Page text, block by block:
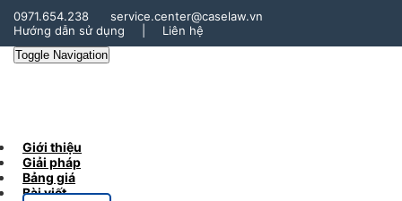
0971.654.238
service.center@caselaw.vn
Hướng dẫn sử dụng
Liên hệ
Toggle Navigation
Giới thiệu
Giải pháp
Bảng giá
Bài viết